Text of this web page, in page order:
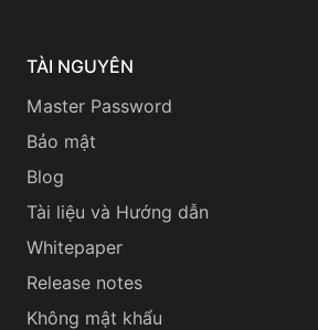
TÀI NGUYÊN
Master Password
Bảo mật
Blog
Tài liệu và Hướng dẫn
Whitepaper
Release notes
Không mật khẩu